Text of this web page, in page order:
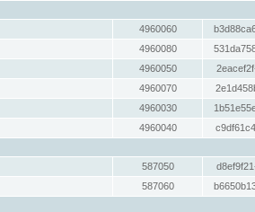
4960060
4960080
4960050
4960070
4960030
4960040
587050
587060